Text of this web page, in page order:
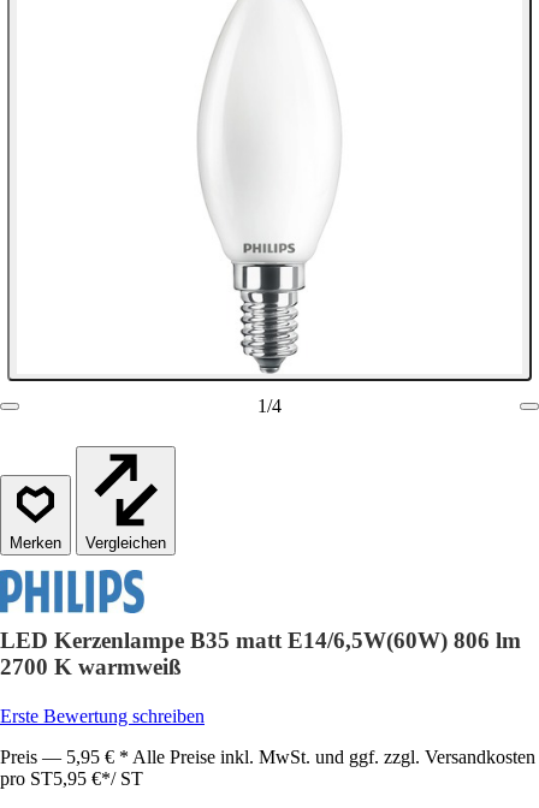
1/4
Vergleichen
LED Kerzenlampe B35 matt E14/6,5W(60W) 806 lm
2700 K warmweiß
Erste Bewertung schreiben
Preis — 5,95 € * Alle Preise inkl. MwSt. und ggf. zzgl. Versandkosten
pro ST5,95 €*/ ST